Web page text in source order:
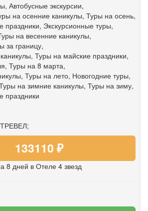
, Автобусные экскурсии,
на осенние каникулы, Туры на осень,
праздники, Экскурсионные туры,
на весенние каникулы,
за границу,
, Туры на майские праздники,
, Туры на 8 марта,
, Туры на лето, Новогодние туры,
на зимние каникулы, Туры на зиму,
праздники
133110 ₽
8 дней в Отеле 4 звезд